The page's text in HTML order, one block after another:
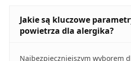
Jakie są kluczowe
powietrza dla alergika?
Najbezpieczniejszym wyborem